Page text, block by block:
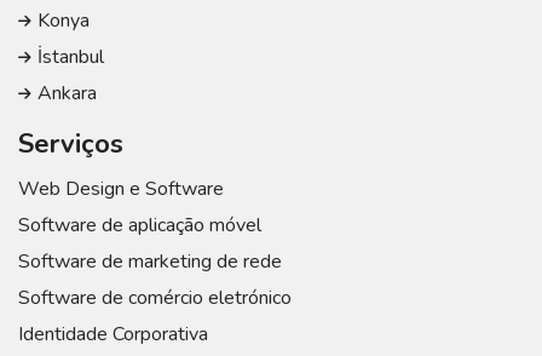
Konya
İstanbul
Ankara
Serviços
Web Design e Software
Software de aplicação móvel
Software de marketing de rede
Software de comércio eletrónico
Identidade Corporativa